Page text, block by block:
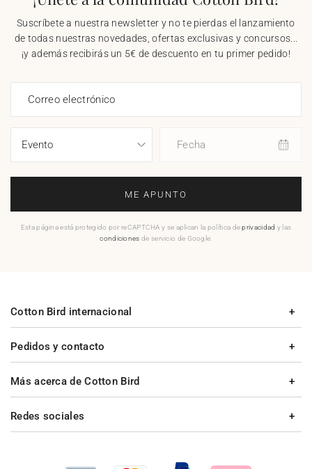
Suscríbete a nuestra newsletter y no te pierdas el lanzamiento
de todas nuestras novedades, ofertas exclusivas y concursos...
¡y además recibirás un 5€ de descuento en tu primer pedido!
Correo electrónico
Fecha
ME APUNTO
Esta página está protegido por reCAPTCHA y se aplican la política deprivacidad y las
condiciones de servicio de Google.
Pedidos y contacto
Más acerca de Cotton Bird
Cotton Bird internacional
Redes sociales